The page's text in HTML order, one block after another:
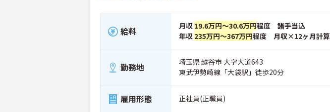
給料 月収 19.6万円～30.6万円程度 諸手当込
年収 235万円～367万円程度 月収×12ヶ月計算
勤務地
埼玉県 越谷市 大字大道643
東武伊勢崎線「大袋駅」徒歩20分
雇用形態 正社員(正職員)